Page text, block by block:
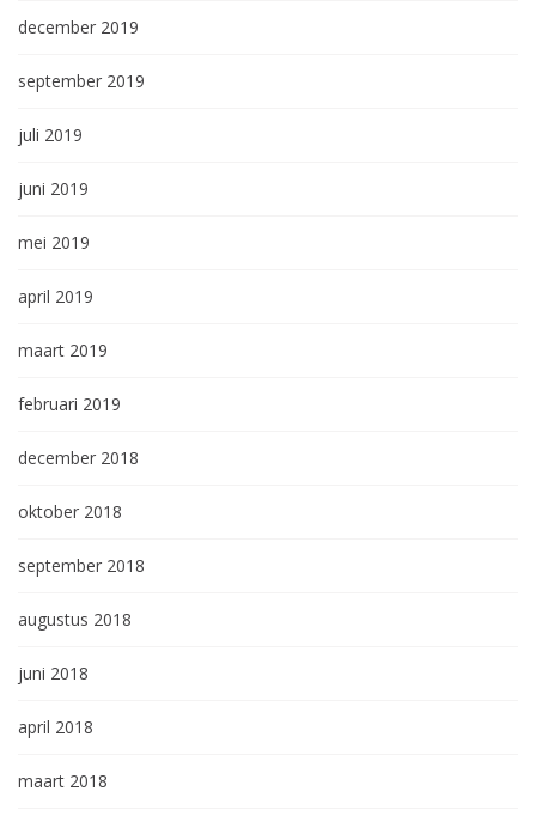
december 2019
september 2019
juli 2019
juni 2019
mei 2019
april 2019
maart 2019
februari 2019
december 2018
oktober 2018
september 2018
augustus 2018
juni 2018
april 2018
maart 2018